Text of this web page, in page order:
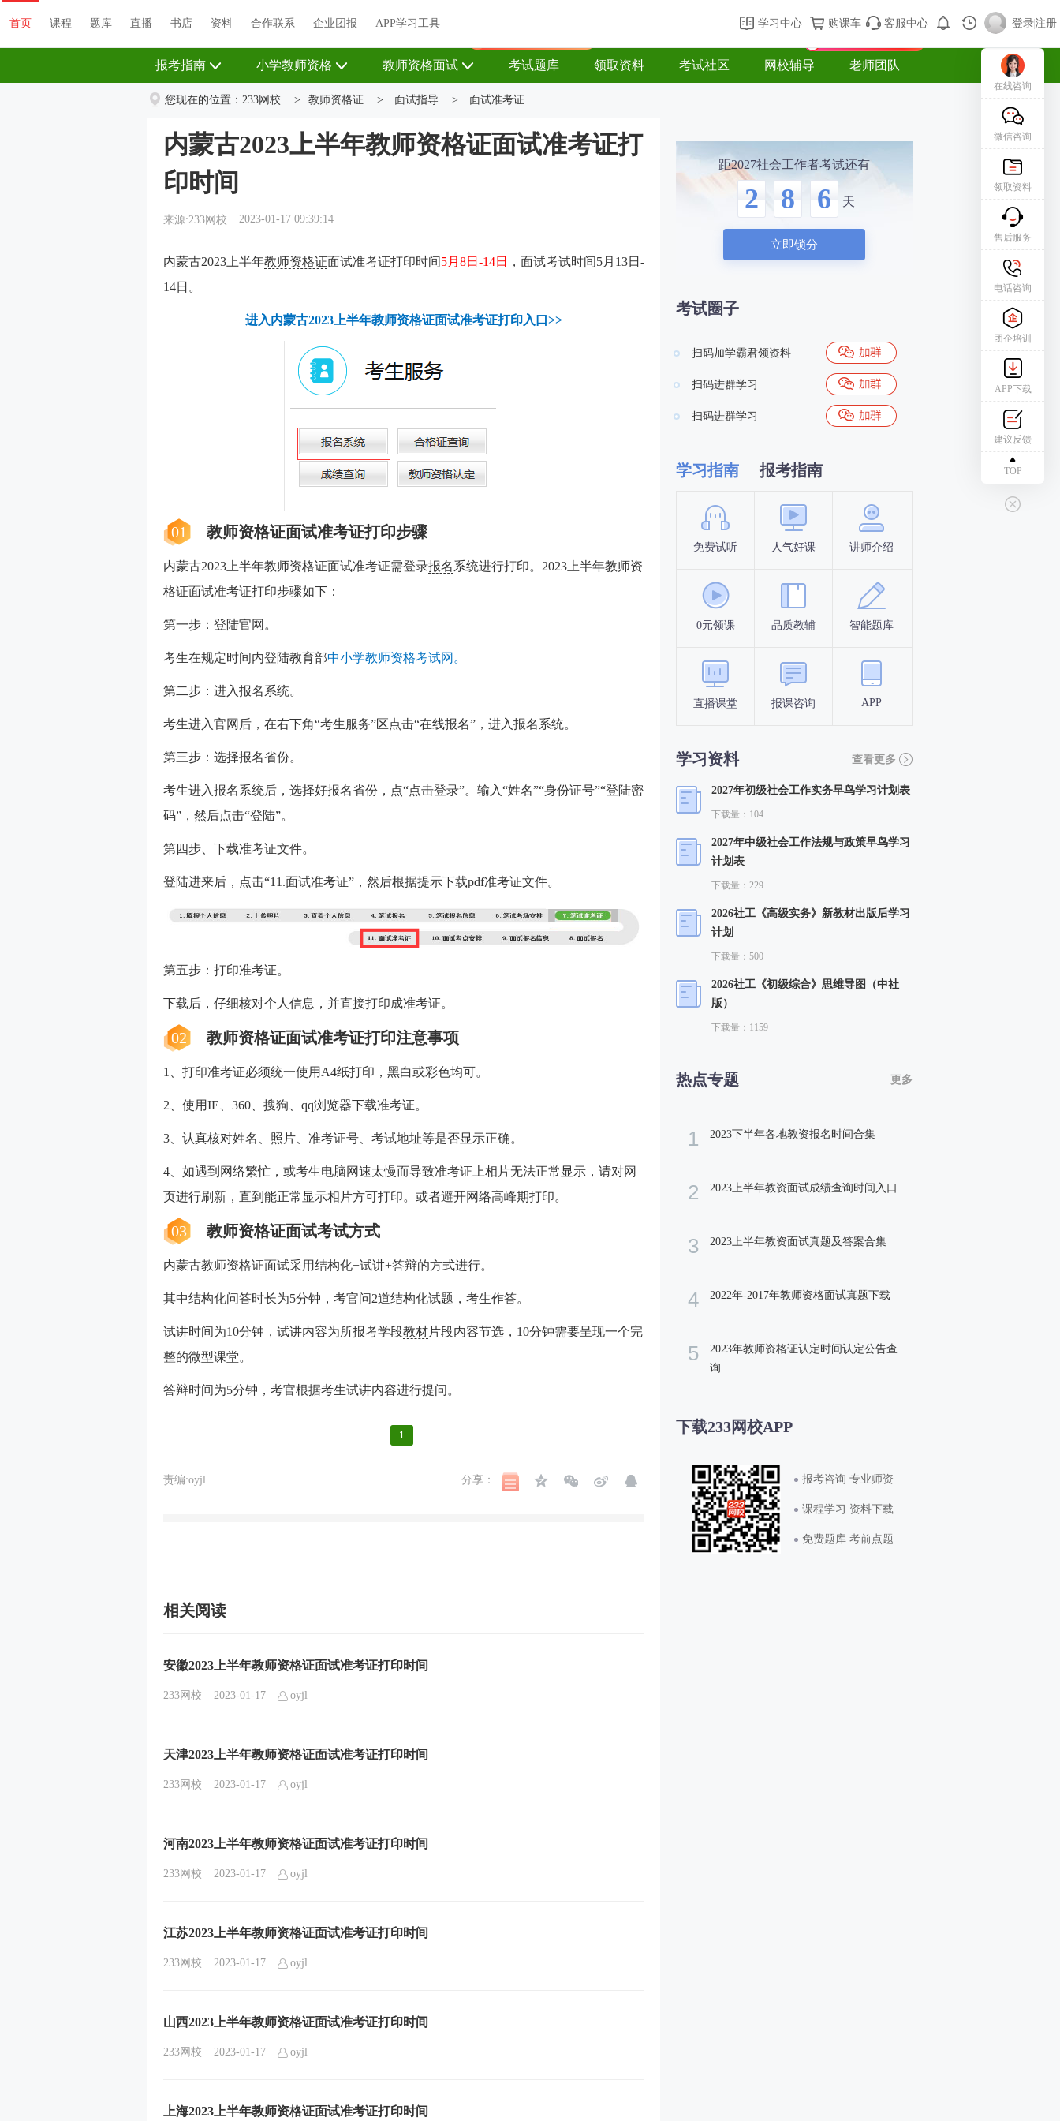
首页 课程 题库 直播 书店 资料 关于我们 帮助中心 购课车 登录/注册
首页 课程 题库 直播 书店 资料 合作联系 企业团报 APP学习工具 学习中心 购课车 客服中心 登录|注册
报考指南 小学教师资格 教师资格面试 考试题库 领取资料 考试社区 网校辅导 老师团队
您现在的位置： 233网校 > 教师资格证 > 面试指导 > 面试准考证
内蒙古2023上半年教师资格证面试准考证打
印时间
来源:233网校 2023-01-17 09:39:14
内蒙古2023上半年教师资格证面试准考证打印时间5月8日-14日
，面试考试时间5月13日-
14日。
进入内蒙古2023上半年教师资格证面试准考证打印入口>>
01 教师资格证面试准考证打印步骤
内蒙古2023上半年教师资格证面试准考证需登录报名系统进行打印。 2023上半年教师资
格证面试准考证打印步骤如下：
第一步：登陆官网。
考生在规定时间内登陆教育部中小学教师资格考试网。
第二步：进入报名系统。
考生进入官网后，在右下角“考生服务”区点击“在线报名”，进入报名系统。
第三步：选择报名省份。
考生进入报名系统后，选择好报名省份，点“点击登录”。 输入“姓名”“身份证号”“登陆密
码”，然后点击“登陆”。
第四步、下载准考证文件。
登陆进来后，点击“11.面试准考证”，然后根据提示下载pdf准考证文件。
第五步：打印准考证。
下载后，仔细核对个人信息，并直接打印成准考证。
02 教师资格证面试准考证打印注意事项
1、打印准考证必须统一使用A4纸打印，黑白或彩色均可。
2、使用IE、360、搜狗、qq浏览器下载准考证。
3、认真核对姓名、照片、准考证号、考试地址等是否显示正确。
4、如遇到网络繁忙，或考生电脑网速太慢而导致准考证上相片无法正常显示，请对网
页进行刷新，直到能正常显示相片方可打印。或者避开网络高峰期打印。
03 教师资格证面试考试方式
内蒙古教师资格证面试采用结构化+试讲+答辩的方式进行。
其中结构化问答时长为5分钟，考官问2道结构化试题，考生作答。
试讲时间为10分钟，试讲内容为所报考学段教材片段内容节选，10分钟需要呈现一个完
整的微型课堂。
答辩时间为5分钟，考官根据考生试讲内容进行提问。
1
责编:oyjl 分享：
相关阅读
安徽2023上半年教师资格证面试准考证打印时间
233网校 2023-01-17 oyjl
天津2023上半年教师资格证面试准考证打印时间
233网校 2023-01-17 oyjl
河南2023上半年教师资格证面试准考证打印时间
233网校 2023-01-17 oyjl
江苏2023上半年教师资格证面试准考证打印时间
233网校 2023-01-17 oyjl
山西2023上半年教师资格证面试准考证打印时间
233网校 2023-01-17 oyjl
上海2023上半年教师资格证面试准考证打印时间
距2027社会工作者考试还有
2 8 6 天
立即锁分
考试圈子
扫码加学霸君领资料
扫码进群学习
扫码进群学习
学习指南 报考指南
免费试听 人气好课 讲师介绍
0元领课 品质教辅 智能题库
直播课堂 报课咨询 APP
学习资料 查看更多
2027年初级社会工作实务早鸟学习计划表
下载量：104
2027年中级社会工作法规与政策早鸟学习
计划表
下载量：229
2026社工《高级实务》新教材出版后学习
计划
下载量：500
2026社工《初级综合》思维导图（中社
版）
下载量：1159
热点专题 更多
1 2023下半年各地教资报名时间合集
2 2023上半年教资面试成绩查询时间入口
3 2023上半年教资面试真题及答案合集
4 2022年-2017年教师资格面试真题下载
5
2023年教师资格证认定时间认定公告查
询
下载233网校APP
报考咨询 专业师资
课程学习 资料下载
免费题库 考前点题
在线咨询
微信咨询
领取资料
售后服务
电话咨询
团企培训
APP下载
建议反馈
TOP